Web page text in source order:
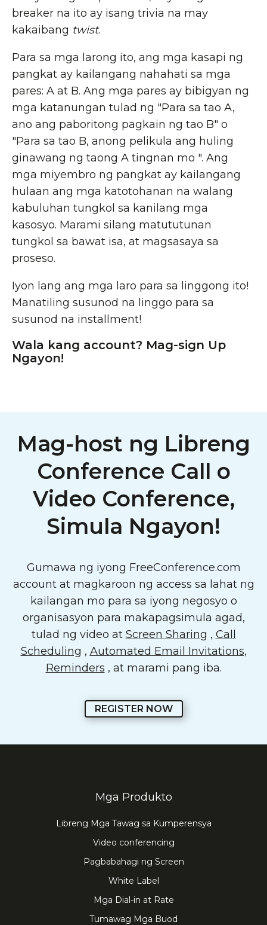
breaker na ito ay isang trivia na may
kakaibang twist.
Para sa mga larong ito, ang mga kasapi ng
pangkat ay kailangang nahahati sa mga
pares: A at B. Ang mga pares ay bibigyan ng
mga katanungan tulad ng "Para sa tao A,
ano ang paboritong pagkain ng tao B" o
"Para sa tao B, anong pelikula ang huling
ginawang ng taong A tingnan mo ". Ang
mga miyembro ng pangkat ay kailangang
hulaan ang mga katotohanan na walang
kabuluhan tungkol sa kanilang mga
kasosyo. Marami silang matututunan
tungkol sa bawat isa, at magsasaya sa
proseso.
Iyon lang ang mga laro para sa linggong ito!
Manatiling susunod na linggo para sa
susunod na installment!
Wala kang account? Mag-sign Up
Ngayon!
Mag-host ng Libreng
Conference Call o
Video Conference,
Simula Ngayon!
Gumawa ng iyong FreeConference.com
account at magkaroon ng access sa lahat ng
kailangan mo para sa iyong negosyo o
organisasyon para makapagsimula agad,
tulad ng video at Screen Sharing , Call
Scheduling , Automated Email Invitations,
Reminders , at marami pang iba.
REGISTER NOW
Mga Produkto
Libreng Mga Tawag sa Kumperensya
Video conferencing
Pagbabahagi ng Screen
White Label
Mga Dial-in at Rate
Tumawag Mga Buod